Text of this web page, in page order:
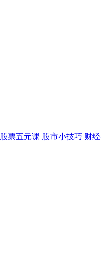
股票五元课 股市小技巧 财